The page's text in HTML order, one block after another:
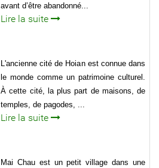
avant d’être abandonné...
Lire la suite
L'ancienne cité de Hoian est connue dans
le monde comme un patrimoine culturel.
À cette cité, la plus part de maisons, de
temples, de pagodes, ...
Lire la suite
Mai Chau est un petit village dans une